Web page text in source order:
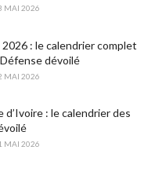
MAI 2026
: le calendrier complet
dévoilé
MAI 2026
d’Ivoire : le calendrier des
MAI 2026